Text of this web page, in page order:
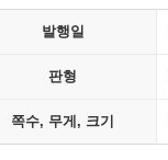
발행일
판형
쪽수, 무게, 크기